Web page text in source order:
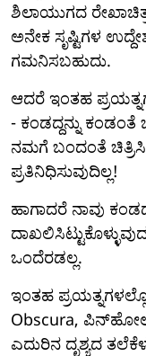
ಶಿಲಾಯುಗದ
ಅನೇಕ ಸೃಷ್ಟಿಗಳ
ಗಮನಿಸಬಹುದು.
ಆದರೆ ಇಂತಹ
- ಕಂಡದ್ದನ್ನು ಕಂಡಂತೆ
ನಮಗೆ ಬಂದಂತೆ
ಪ್ರತಿನಿಧಿಸುವುದಿಲ್ಲ!
ಹಾಗಾದರೆ ನಾವು
ಒಂದೆರಡಲ್ಲ.
ಇಂತಹ
Obscura,
ಎದುರಿನ ದೃಶ್ಯದ